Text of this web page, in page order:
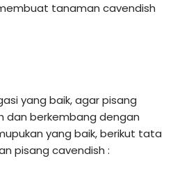
tanaman cavendish
yang baik, agar pisang
dan berkembang dengan
yang baik, berikut tata
pisang cavendish :